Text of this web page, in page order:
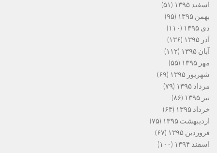
اسفند ۱۳۹۵
(۵۱)
بهمن ۱۳۹۵
(۹۵)
دی ۱۳۹۵
(۱۱۰)
آذر ۱۳۹۵
(۱۳۶)
آبان ۱۳۹۵
(۱۱۲)
مهر ۱۳۹۵
(۵۵)
شهریور ۱۳۹۵
(۶۹)
مرداد ۱۳۹۵
(۷۹)
تیر ۱۳۹۵
(۸۶)
خرداد ۱۳۹۵
(۶۳)
اردیبهشت ۱۳۹۵
(۷۵)
فروردین ۱۳۹۵
(۶۷)
اسفند ۱۳۹۴
(۱۰۰)